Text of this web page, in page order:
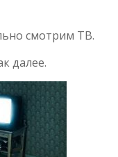
смотрим ТВ.
далее.